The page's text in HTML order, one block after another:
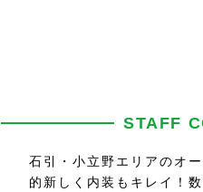
STAFF
石引・小立野エリアのオ
的新しく内装もキレイ！